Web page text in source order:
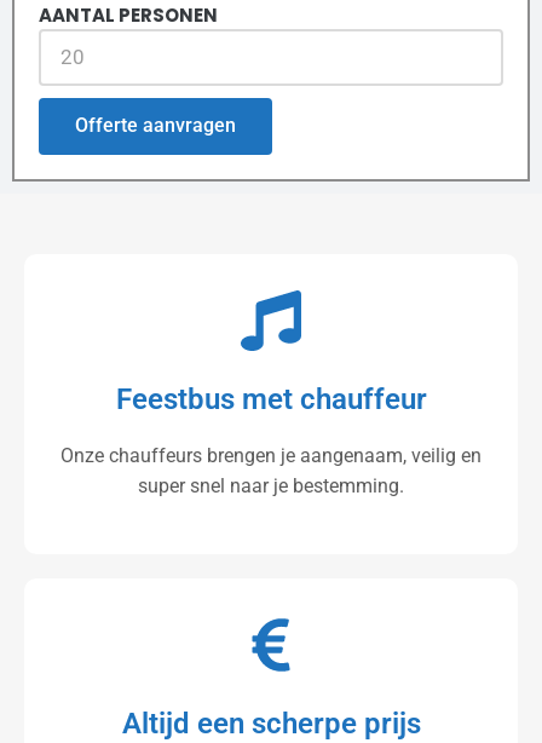
AANTAL PERSONEN
Offerte aanvragen
Feestbus met chauffeur
Onze chauffeurs brengen je aangenaam, veilig en
super snel naar je bestemming.
Altijd een scherpe prijs